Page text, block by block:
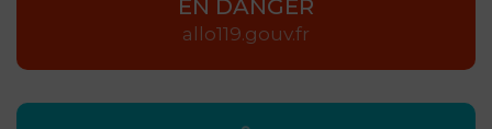
EN DANGER
allo119.gouv.fr